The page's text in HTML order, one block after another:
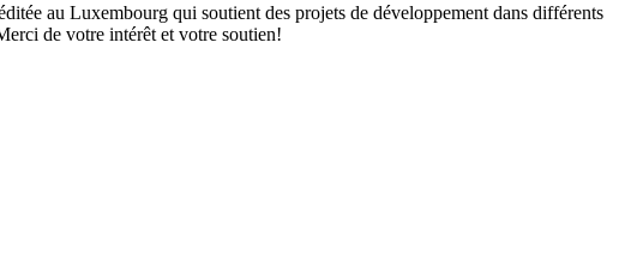
au Luxembourg qui soutient des projets de développement dans différents
de votre intérêt et votre soutien!